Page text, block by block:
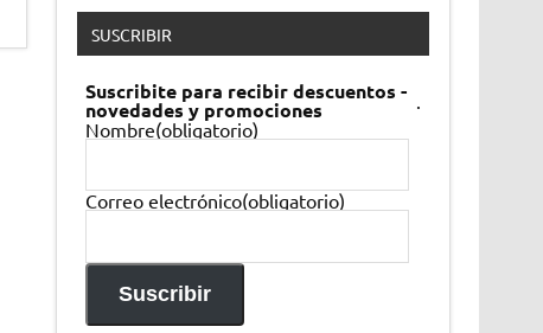
SUSCRIBIR
Suscribite para recibir descuentos -
novedades y promociones
.
Nombre(obligatorio)
Correo electrónico(obligatorio)
Suscribir